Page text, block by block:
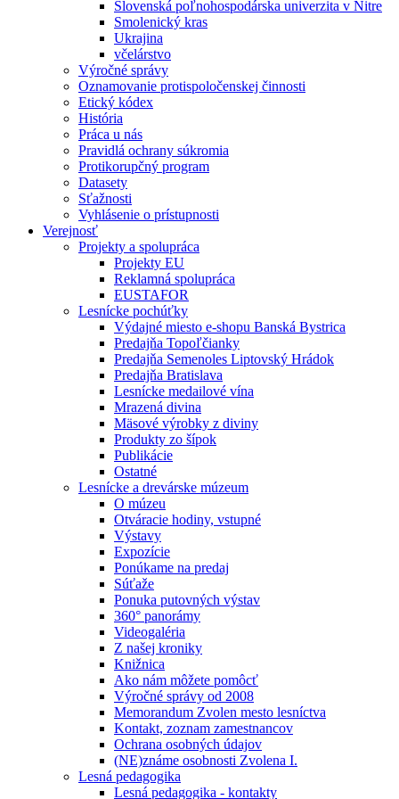
Slovenská poľnohospodárska univerzita v Nitre
Smolenický kras
Ukrajina
včelárstvo
Výročné správy
Oznamovanie protispoločenskej činnosti
Etický kódex
História
Práca u nás
Pravidlá ochrany súkromia
Protikorupčný program
Datasety
Sťažnosti
Vyhlásenie o prístupnosti
Verejnosť
Projekty a spolupráca
Projekty EU
Reklamná spolupráca
EUSTAFOR
Lesnícke pochúťky
Výdajné miesto e-shopu Banská Bystrica
Predajňa Topoľčianky
Predajňa Semenoles Liptovský Hrádok
Predajňa Bratislava
Lesnícke medailové vína
Mrazená divina
Mäsové výrobky z diviny
Produkty zo šípok
Publikácie
Ostatné
Lesnícke a drevárske múzeum
O múzeu
Otváracie hodiny, vstupné
Výstavy
Expozície
Ponúkame na predaj
Súťaže
Ponuka putovných výstav
360° panorámy
Videogaléria
Z našej kroniky
Knižnica
Ako nám môžete pomôcť
Výročné správy od 2008
Memorandum Zvolen mesto lesníctva
Kontakt, zoznam zamestnancov
Ochrana osobných údajov
(NE)známe osobnosti Zvolena I.
Lesná pedagogika
Lesná pedagogika - kontakty